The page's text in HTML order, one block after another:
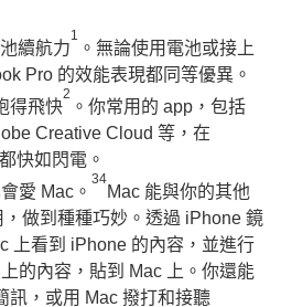
續航力
1
。無論使用電池或接上
Pro 的效能表現都同等優異。
得飛快
2
。你常用的 app，包括
Creative Cloud 等，在
快如閃電。
愛 Mac。
34
Mac 能與你的其他
做到種種巧妙。透過 iPhone 鏡
上看到 iPhone 的內容，並進行
的內容，貼到 Mac 上。你還能
訊，或用 Mac 撥打和接聽